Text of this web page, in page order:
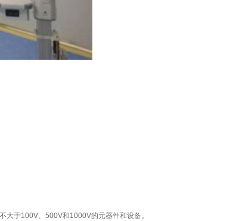
大于100V、500V和1000V的元器件和设备。